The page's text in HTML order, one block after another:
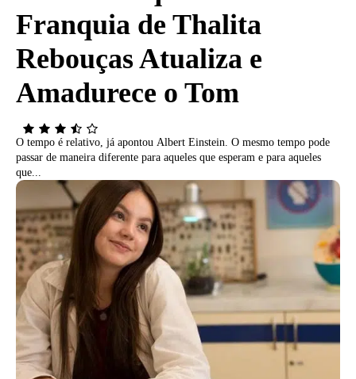
Franquia de Thalita
Rebouças Atualiza e
Amadurece o Tom
O tempo é relativo, já apontou Albert Einstein. O mesmo tempo pode
passar de maneira diferente para aqueles que esperam e para aqueles
que...